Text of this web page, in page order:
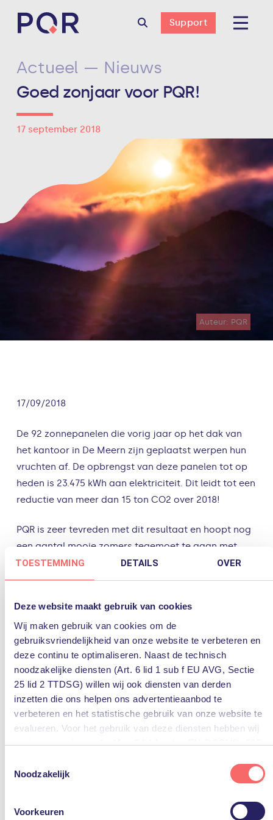
TOESTEMMING DETAILS OVER
Deze website maakt gebruik van cookies
Wij maken gebruik van cookies om de
gebruiksvriendelijkheid van onze website te verbeteren en
deze continu te optimaliseren. Naast de technisch
noodzakelijke diensten (Art. 6 lid 1 sub f EU AVG, Sectie
25 lid 2 TTDSG) willen wij ook diensten van derden
inzetten die ons helpen ons advertentieaanbod te
verbeteren en het statistische gebruik van onze website te
evalueren. Voor het gebruik van deze diensten hebben wij
uw toestemming nodig (Art. 6 lid 1 sub a EU-DSGVO, §25
U kunt deze toestemming eenvoudig geven door op “Alles
accepteren” te klikken. Indien u hiermee niet akkoord gaat,
kunt u het gebruik van niet-essentiële diensten
Noodzakelijk
Voorkeuren
Support
Actueel — Nieuws
Goed zonjaar voor PQR!
17 september 2018
Auteur: PQR
17/09/2018
De 92 zonnepanelen die vorig jaar op het dak van
het kantoor in De Meern zijn geplaatst werpen hun
vruchten af. De opbrengst van deze panelen tot op
heden is 23.475 kWh aan elektriciteit. Dit leidt tot een
reductie van meer dan 15 ton CO2 over 2018!
PQR is zeer tevreden met dit resultaat en hoopt nog
een aantal mooie zomers tegemoet te gaan met
deze panelen.



Geplaatst door
PQR